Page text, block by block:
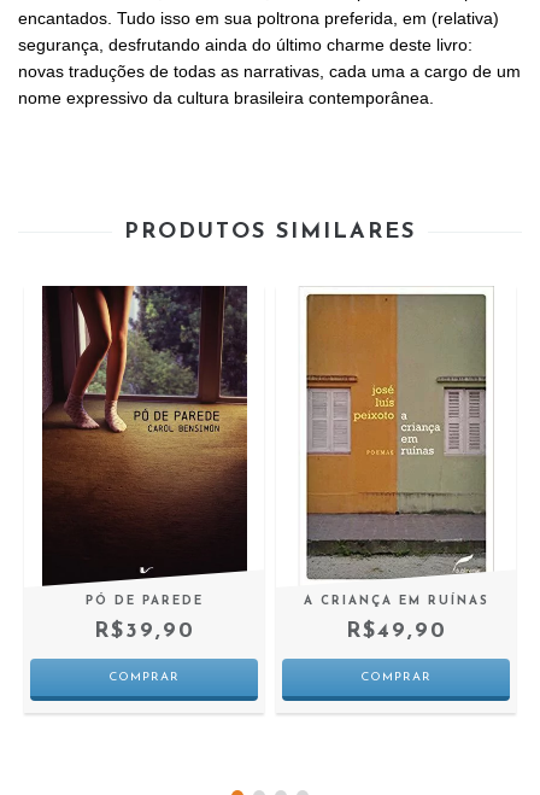
encantados. Tudo isso em sua poltrona preferida, em (relativa)
segurança, desfrutando ainda do último charme deste livro:
novas traduções de todas as narrativas, cada uma a cargo de um
nome expressivo da cultura brasileira contemporânea.
PRODUTOS SIMILARES
PÓ DE PAREDE
R$39,90
A CRIANÇA EM RUÍNAS
R$49,90